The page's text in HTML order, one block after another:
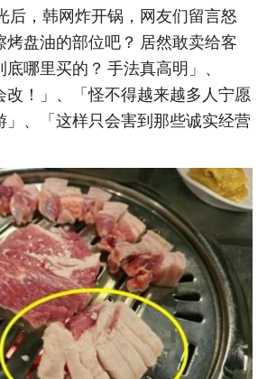
后，韩网炸开锅，网友们留言怒
烤盘油的部位吧？ 居然敢卖给客
哪里买的？ 手法真高明」、
改！」、「怪不得越来越多人宁愿
」、「这样只会害到那些诚实经营